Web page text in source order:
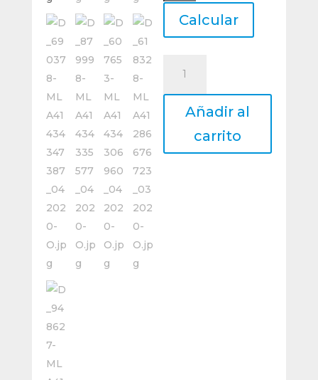
Calcular
Rotativa
De
Metal
Mastercut
Añadir al
carrito